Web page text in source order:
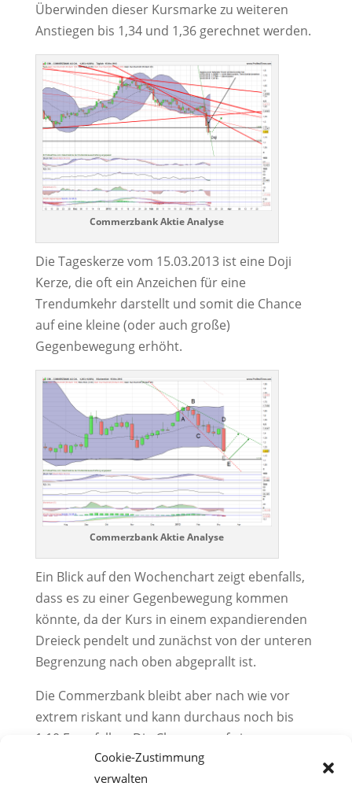
Cookie-Zustimmung
verwalten
Überwinden dieser Kursmarke zu weiteren
Anstiegen bis 1,34 und 1,36 gerechnet werden.
Commerzbank Aktie Analyse
Die Tageskerze vom 15.03.2013 ist eine Doji
Kerze, die oft ein Anzeichen für eine
Trendumkehr darstellt und somit die Chance
auf eine kleine (oder auch große)
Gegenbewegung erhöht.
Commerzbank Aktie Analyse
Ein Blick auf den Wochenchart zeigt ebenfalls,
dass es zu einer Gegenbewegung kommen
könnte, da der Kurs in einem expandierenden
Dreieck pendelt und zunächst von der unteren
Begrenzung nach oben abgeprallt ist.
Die Commerzbank bleibt aber nach wie vor
extrem riskant und kann durchaus noch bis
1,10 Euro fallen. Die Chancen auf eine
Gegenbewegung sind jedoch gegeben. Am
besten sollte eine Bestätigung am Montag